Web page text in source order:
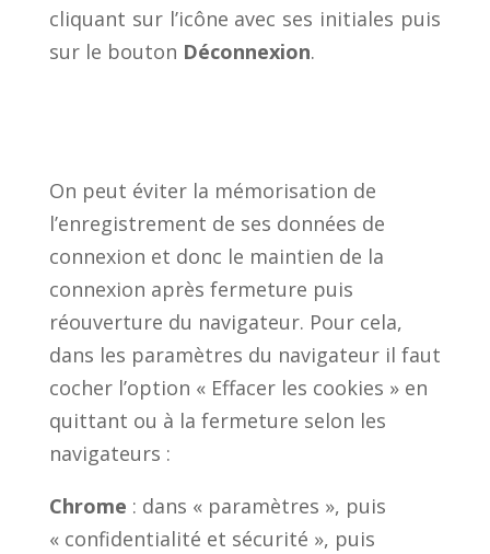
cliquant sur l’icône avec ses initiales puis
sur le bouton Déconnexion.
On peut éviter la mémorisation de
l’enregistrement de ses données de
connexion et donc le maintien de la
connexion après fermeture puis
réouverture du navigateur. Pour cela,
dans les paramètres du navigateur il faut
cocher l’option « Effacer les cookies » en
quittant ou à la fermeture selon les
navigateurs :
Chrome : dans « paramètres », puis
« confidentialité et sécurité », puis